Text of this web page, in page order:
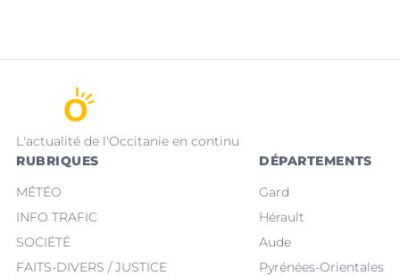
L'actualité de l'Occitanie en continu
RUBRIQUES
MÉTÉO
INFO TRAFIC
SOCIÉTÉ
FAITS-DIVERS / JUSTICE
DÉPARTEMENTS
Gard
Hérault
Aude
Pyrénées-Orientales